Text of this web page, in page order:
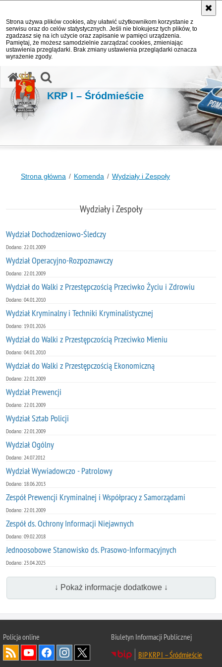
Strona używa plików cookies, aby ułatwić użytkownikom korzystanie z
serwisu oraz do celów statystycznych. Jeśli nie blokujesz tych plików, to
zgadzasz się na ich użycie oraz zapisanie w pamięci urządzenia.
Pamiętaj, że możesz samodzielnie zarządzać cookies, zmieniając
ustawienia przeglądarki. Brak zmiany ustawienia przeglądarki oznacza
wyrażenie zgody.
KRP I – Śródmieście
Strona główna Komenda Wydziały i Zespoły
Wydziały i Zespoły
Wydział Dochodzeniowo-Śledczy
Dodano: 22.01.2009
Wydział Operacyjno-Rozpoznawczy
Dodano: 22.01.2009
Wydział do Walki z Przestępczością Przeciwko Życiu i Zdrowiu
Dodano: 04.01.2010
Wydział Kryminalny i Techniki Kryminalistycznej
Dodano: 19.01.2026
Wydział do Walki z Przestępczością Przeciwko Mieniu
Dodano: 04.01.2010
Wydział do Walki z Przestępczością Ekonomiczną
Dodano: 22.01.2009
Wydział Prewencji
Dodano: 22.01.2009
Wydział Sztab Policji
Dodano: 22.01.2009
Wydział Ogólny
Dodano: 24.07.2012
Wydział Wywiadowczo - Patrolowy
Dodano: 18.06.2013
Zespół Prewencji Kryminalnej i Współpracy z Samorządami
Dodano: 22.01.2009
Zespół ds. Ochrony Informacji Niejawnych
Dodano: 09.02.2018
Jednoosobowe Stanowisko ds. Prasowo-Informacyjnych
Dodano: 23.04.2025
↓ Pokaż informacje dodatkowe ↓
Policja online
Biuletyn Informacji Publicznej
BIP KRP I – Śródmieście